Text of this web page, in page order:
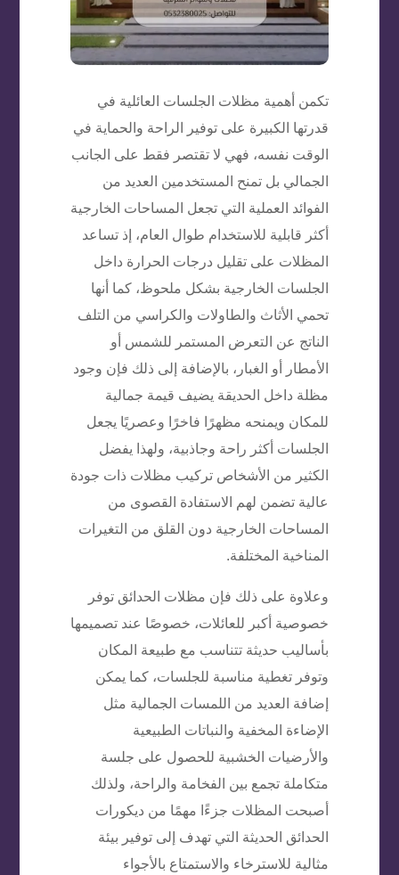
تكمن أهمية مظلات الجلسات العائلية في
قدرتها الكبيرة على توفير الراحة والحماية في
الوقت نفسه، فهي لا تقتصر فقط على الجانب
الجمالي بل تمنح المستخدمين العديد من
الفوائد العملية التي تجعل المساحات الخارجية
أكثر قابلية للاستخدام طوال العام، إذ تساعد
المظلات على تقليل درجات الحرارة داخل
الجلسات الخارجية بشكل ملحوظ، كما أنها
تحمي الأثاث والطاولات والكراسي من التلف
الناتج عن التعرض المستمر للشمس أو
الأمطار أو الغبار، بالإضافة إلى ذلك فإن وجود
مظلة داخل الحديقة يضيف قيمة جمالية
للمكان ويمنحه مظهرًا فاخرًا وعصريًا يجعل
الجلسات أكثر راحة وجاذبية، ولهذا يفضل
الكثير من الأشخاص تركيب مظلات ذات جودة
عالية تضمن لهم الاستفادة القصوى من
المساحات الخارجية دون القلق من التغيرات
المناخية المختلفة.
وعلاوة على ذلك فإن مظلات الحدائق توفر
خصوصية أكبر للعائلات، خصوصًا عند تصميمها
بأساليب حديثة تتناسب مع طبيعة المكان
وتوفر تغطية مناسبة للجلسات، كما يمكن
إضافة العديد من اللمسات الجمالية مثل
الإضاءة المخفية والنباتات الطبيعية
والأرضيات الخشبية للحصول على جلسة
متكاملة تجمع بين الفخامة والراحة، ولذلك
أصبحت المظلات جزءًا مهمًا من ديكورات
الحدائق الحديثة التي تهدف إلى توفير بيئة
مثالية للاسترخاء والاستمتاع بالأجواء